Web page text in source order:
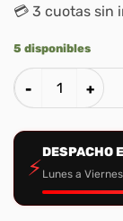
💳 3 cuotas sin
5 disponibles
Biblia de
⚡
DESPACHO
Lunes a